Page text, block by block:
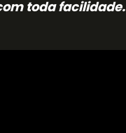
toda facilidade.